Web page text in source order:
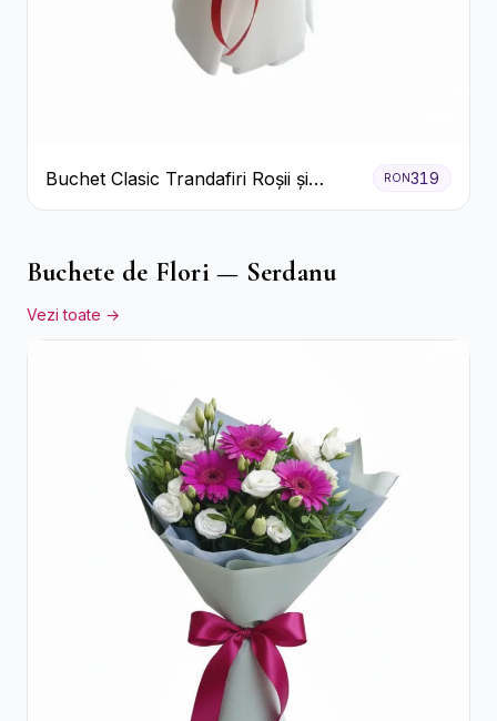
Buchet Clasic Trandafiri Roșii și
Eucalipt
RON319
Buchete de Flori — Serdanu
Vezi toate →